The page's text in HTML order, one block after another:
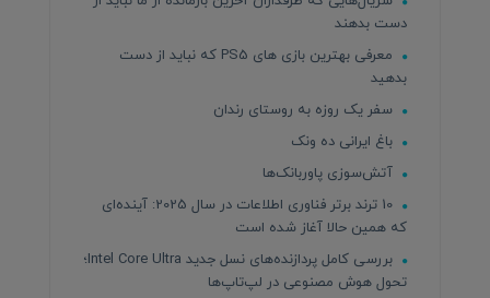
دست بدهند
معرفی بهترین بازی های PS5 که نباید از دست
بدهید
سفر یک روزه به روستای رندان
باغ ایرانی ده ونک
آتش‌سوزی پاوربانک‌ها
10 ترند برتر فناوری اطلاعات در سال 2025: آینده‌ای
که همین حالا آغاز شده است
بررسی کامل پردازنده‌های نسل جدید Intel Core Ultra؛
تحول هوش مصنوعی در لپ‌تاپ‌ها